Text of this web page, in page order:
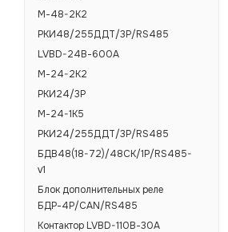
М-48-2K2
РКИ48/255ДДТ/3Р/RS485
LVBD-24В-600А
М-24-2K2
РКИ24/3Р
М-24-1K5
РКИ24/255ДДТ/3Р/RS485
БДВ48(18-72)/48СК/1Р/RS485-
v1
Блок дополнительных реле
БДР-4Р/CAN/RS485
Контактор LVBD-110В-30А